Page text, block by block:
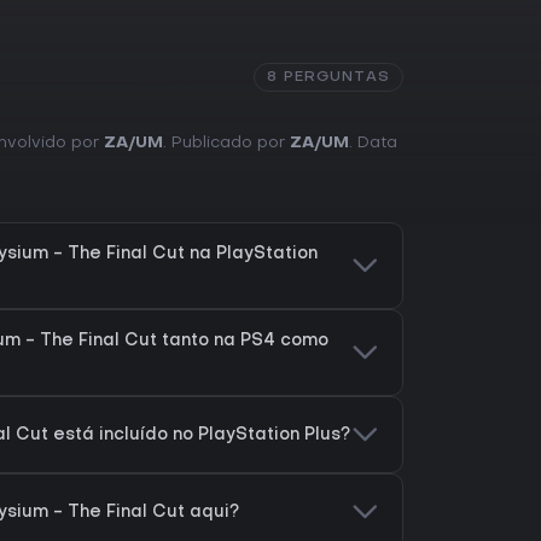
8 PERGUNTAS
por ZA/UM . Publicado por ZA/UM . Data
- The Final Cut na PlayStation
- The Final Cut tanto na PS4 como
Cut está incluído no PlayStation Plus?
- The Final Cut aqui?